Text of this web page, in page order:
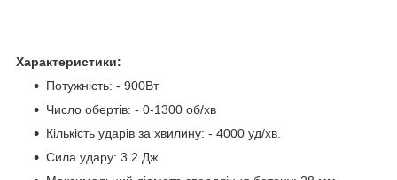
Характеристики:
Потужність: - 900Вт
Число обертів: - 0-1300 об/хв
Кількість ударів за хвилину: - 4000 уд/хв.
Сила удару: 3.2 Дж